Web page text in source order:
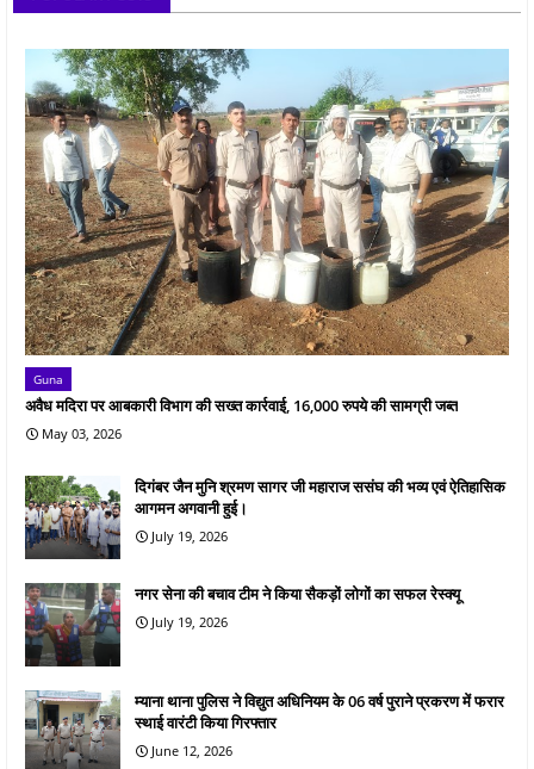
Guna
अवैध मदिरा पर आबकारी विभाग की सख्त कार्रवाई, 16,000 रुपये की सामग्री जब्त
May 03, 2026
दिगंबर जैन मुनि श्रमण सागर जी महाराज ससंघ की भव्य एवं ऐतिहासिक
आगमन अगवानी हुई।
July 19, 2026
नगर सेना की बचाव टीम ने किया सैकड़ों लोगों का सफल रेस्क्यू
July 19, 2026
म्याना थाना पुलिस ने विद्युत अधिनियम के 06 वर्ष पुराने प्रकरण में फरार
स्थाई वारंटी किया गिरफ्तार
June 12, 2026